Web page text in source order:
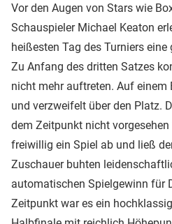
Vor den Augen von Stars wie
Schauspieler Michael Keaton
heißesten Tag des Turniers
Zu Anfang des dritten Satzes
nicht mehr auftreten. Auf einem
und verzweifelt über den Platz.
dem Zeitpunkt nicht
freiwillig ein Spiel ab und ließ
Zuschauer buhten
automatischen Spielgewinn für
Zeitpunkt war es ein